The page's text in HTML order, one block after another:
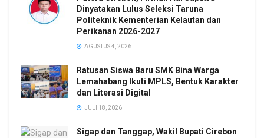
Dinyatakan Lulus Seleksi Taruna
Politeknik Kementerian Kelautan dan
Perikanan 2026-2027
AGUSTUS 4, 2026
Ratusan Siswa Baru SMK Bina Warga
Lemahabang Ikuti MPLS, Bentuk Karakter
dan Literasi Digital
JULI 18, 2026
Sigap dan Tanggap, Wakil Bupati Cirebon